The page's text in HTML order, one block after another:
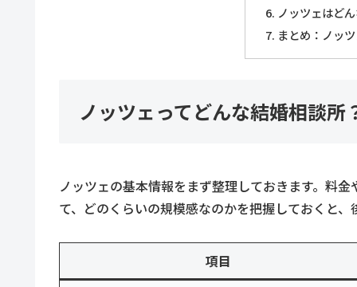
ノッツェはど
まとめ：ノッ
ノッツェってどんな結婚相談所
ノッツェの基本情報をまず整理しておきます。料
て、どのくらいの規模感なのかを把握しておくと、
項目